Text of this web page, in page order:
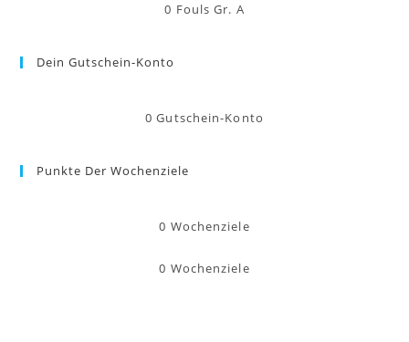
0 Fouls Gr. A
Dein Gutschein-Konto
0 Gutschein-Konto
Punkte Der Wochenziele
0 Wochenziele
0 Wochenziele